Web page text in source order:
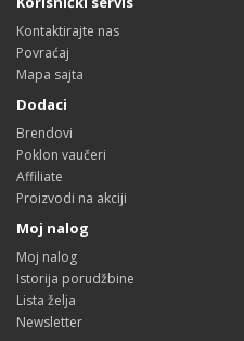
Kontaktirajte nas
Povraćaj
Mapa sajta
Dodaci
Brendovi
Poklon vaučeri
Affiliate
Proizvodi na akciji
Moj nalog
Moj nalog
Istorija porudžbine
Lista želja
Newsletter